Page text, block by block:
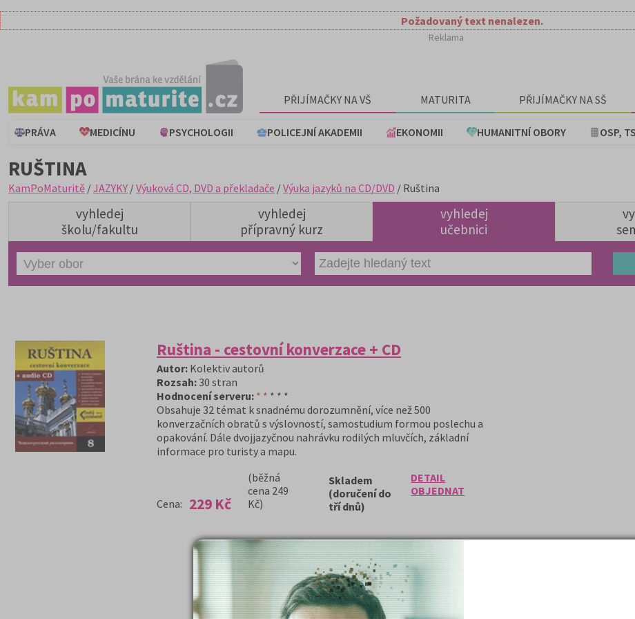
Požadovaný text nenalezen.
Reklama
PŘIJÍMAČKY NA VŠ MATURITA PŘIJÍMAČKY NA SŠ
PRÁVA MEDICÍNU PSYCHOLOGII POLICEJNÍ AKADEMII EKONOMII HUMANITNÍ OBORY OSP,
RUŠTINA
KamPoMaturitě /JAZYKY /Výuková CD, DVD a překladače /Výuka jazyků na CD/DVD / Ruština
vyhledej
školu/fakultu
vyhledej
přípravný kurz
vyhledej
učebnici
Ruština - cestovní konverzace + CD
Autor: Kolektiv autorů
Rozsah: 30 stran
Hodnocení serveru: * * * * *
Obsahuje 32 témat k snadnému dorozumnění, více než 500
konverzačních obratů s výslovností, samostudium formou poslechu a
opakování. Dále dvojjazyčnou nahrávku rodilých mluvčích, základní
informace pro turisty a mapu.
Cena: 229 Kč
(běžná
cena 249
Kč)
DETAIL
OBJEDNAT
Skladem
(doručení do
tří dnů)